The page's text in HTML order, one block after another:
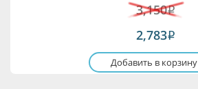
3,150i
2,783i
Добавить в корзину